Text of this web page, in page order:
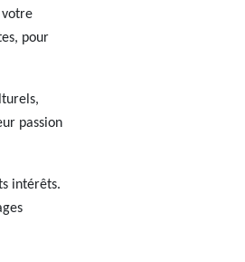
votre
pour
passion
intérêts.